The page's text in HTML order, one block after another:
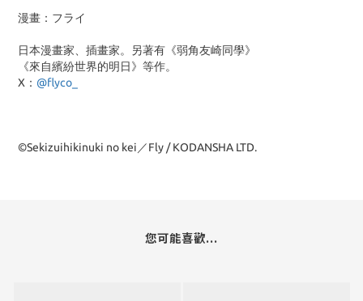
漫畫：フライ
日本漫畫家、插畫家。另著有《弱角友崎同學》
《來自繽紛世界的明日》等作。
X： @flyco_
©Sekizuihikinuki no kei／Fly / KODANSHA LTD.
您可能喜歡...